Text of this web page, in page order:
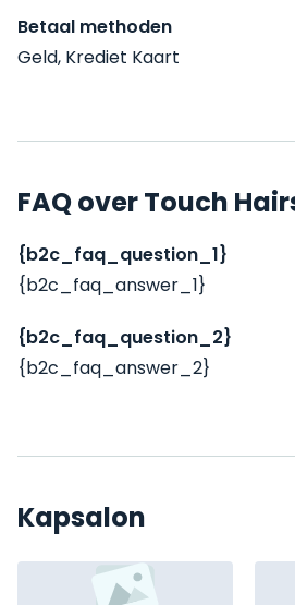
Betaal methoden
Geld, Krediet Kaart
FAQ over Touch
{b2c_faq_question_1}
{b2c_faq_answer_1}
{b2c_faq_question_2}
{b2c_faq_answer_2}
Kapsalon